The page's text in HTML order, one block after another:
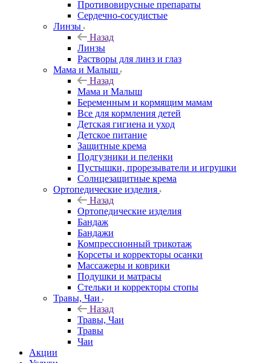
Противовирусные препараты
Сердечно-сосудистые
Линзы
Назад
Линзы
Растворы для линз и глаз
Мама и Малыш
Назад
Мама и Малыш
Беременным и кормящим мамам
Все для кормления детей
Детская гигиена и уход
Детское питание
Защитные крема
Подгузники и пеленки
Пустышки, прорезыватели и игрушки
Солнцезащитные крема
Ортопедические изделия
Назад
Ортопедические изделия
Бандаж
Бандажи
Компрессионный трикотаж
Корсеты и корректоры осанки
Массажеры и коврики
Подушки и матрасы
Стельки и корректоры стопы
Травы, Чаи
Назад
Травы, Чаи
Травы
Чаи
Акции